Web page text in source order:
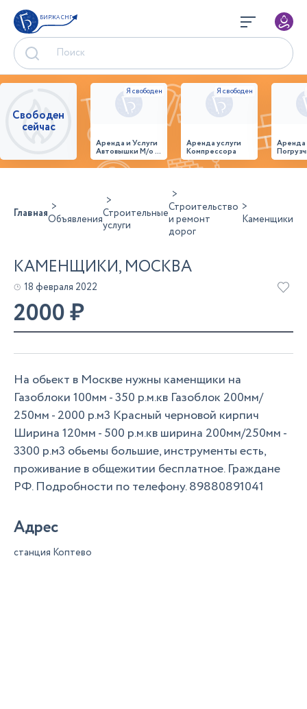
БИРЖА СНГ
Свободен
сейчас
Аренда и Услуги
Автовышки М/о г.
Домодедово
26,28,32 место
Аренда услуги
Компрессора
ГлавнаяОбъявленияСтроительные
услуги
Строительство
и ремонт
дорог
Каменщики
КАМЕНЩИКИ, МОСКВА
18 февраля 2022
2000₽
На обьект в Москве нужны каменщики на
Газоблоки 100мм - 350 р.м.кв Газоблок 200мм/
250мм - 2000 р.м3 Красный черновой кирпич
Ширина 120мм - 500 р.м.кв ширина 200мм/250мм -
3300 р.м3 обьемы большие, инструменты есть,
проживание в общежитии бесплатное. Граждане
РФ. Подробности по телефону. 89880891041
Адрес
станция Коптево